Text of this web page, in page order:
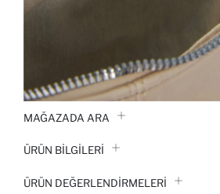
MAĞAZADA ARA
ÜRÜN BILGILERI
ÜRÜN DEĞERLENDİRMELERİ